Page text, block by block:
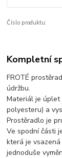
Číslo produktu:
Kompletní
FROTÉ
údržbu.
Materiál je úplet
polyesteru) a
Prostěradlo je
Ve spodní části
která je
jednoduše